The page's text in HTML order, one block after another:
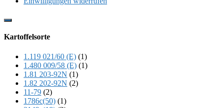
Show
Content
Kartoffelsorte
1.119 021/60 (E) (1)
1.480 009/58 (E) (1)
1.81 203-92N (1)
1.82 202-92N (2)
11-79 (2)
1786c(50) (1)